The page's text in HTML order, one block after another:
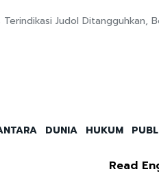
Judol Ditangguhkan,
DUNIA HUKUM
Read